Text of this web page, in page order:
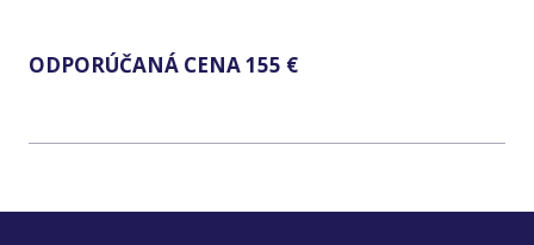
ODPORÚČANÁ CENA 155 €